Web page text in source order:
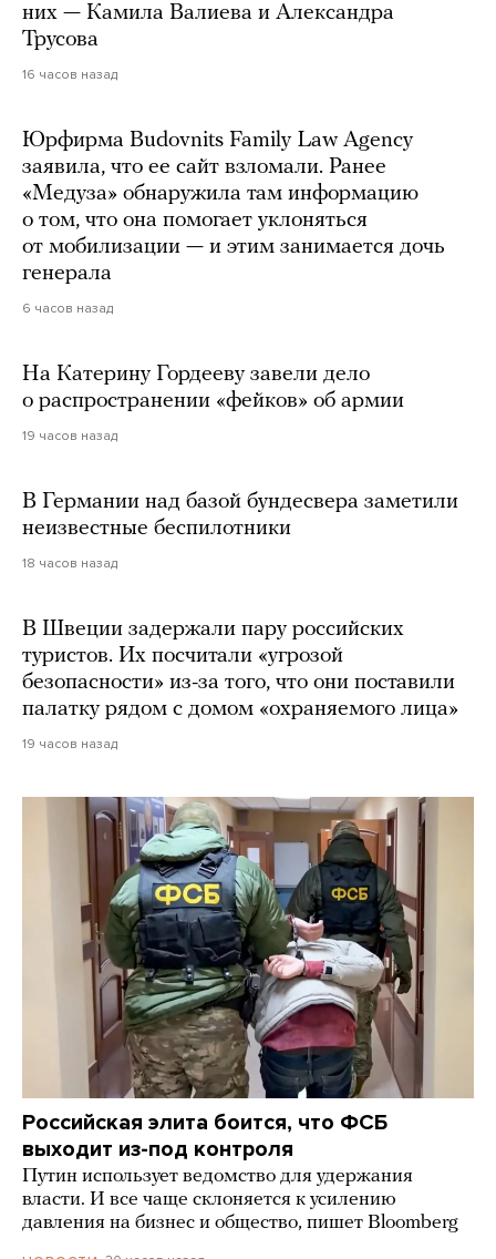
них — Камила Валиева и Александра
Трусова
16 часов назад
Юрфирма Budovnits Family Law Agency
заявила, что ее сайт взломали. Ранее
«Медуза» обнаружила там информацию
о том, что она помогает уклоняться
от мобилизации — и этим занимается дочь
генерала
6 часов назад
На Катерину Гордееву завели дело
о распространении «фейков» об армии
19 часов назад
В Германии над базой бундесвера заметили
неизвестные беспилотники
18 часов назад
В Швеции задержали пару российских
туристов. Их посчитали «угрозой
безопасности» из-за того, что они поставили
палатку рядом с домом «охраняемого лица»
19 часов назад
Российская элита боится, что ФСБ
выходит из-под контроля
Путин использует ведомство для удержания
власти. И все чаще склоняется к усилению
давления на бизнес и общество, пишет Bloomberg